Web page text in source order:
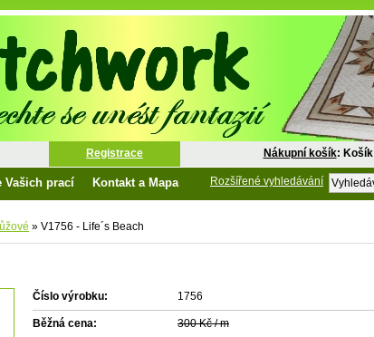
Registrace Nákupní košík: Košík
Vašich prací Kontakt a Mapa Rozšířené vyhledávání
» V1756 - Life´s Beach
Číslo výrobku: 1756
Běžná cena: 300 Kč / m